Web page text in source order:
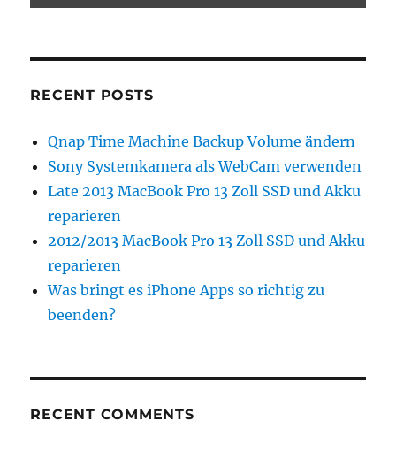
RECENT POSTS
Qnap Time Machine Backup Volume ändern
Sony Systemkamera als WebCam verwenden
Late 2013 MacBook Pro 13 Zoll SSD und Akku
reparieren
2012/2013 MacBook Pro 13 Zoll SSD und Akku
reparieren
Was bringt es iPhone Apps so richtig zu
beenden?
RECENT COMMENTS